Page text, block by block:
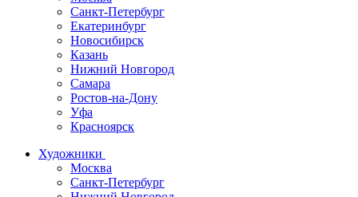
Санкт-Петербург
Екатеринбург
Новосибирск
Казань
Нижний Новгород
Самара
Ростов-на-Дону
Уфа
Красноярск
Художники
Москва
Санкт-Петербург